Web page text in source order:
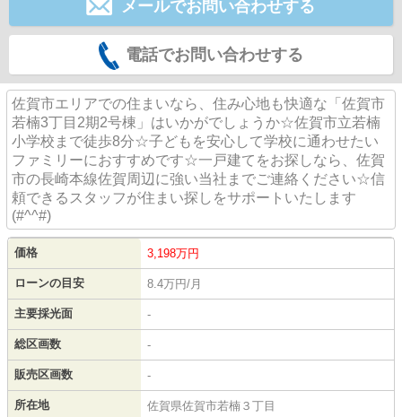
メールでお問い合わせする
電話でお問い合わせする
佐賀市エリアでの住まいなら、住み心地も快適な「佐賀市
若楠3丁目2期2号棟」はいかがでしょうか☆佐賀市立若楠
小学校まで徒歩8分☆子どもを安心して学校に通わせたい
ファミリーにおすすめです☆一戸建てをお探しなら、佐賀
市の長崎本線佐賀周辺に強い当社までご連絡ください☆信
頼できるスタッフが住まい探しをサポートいたします
(#^^#)
価格 3,198万円
ローンの目安 8.4万円/月
主要採光面 -
総区画数 -
販売区画数 -
所在地 佐賀県佐賀市若楠３丁目